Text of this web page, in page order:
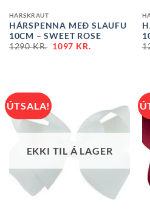
HÁRSKRAUT
HÁRSPENNA MEÐ SLAUFU
10CM – SWEET ROSE
1290KR. 1097 KR.
ÚTSALA!
EKKI TIL Á LAGER